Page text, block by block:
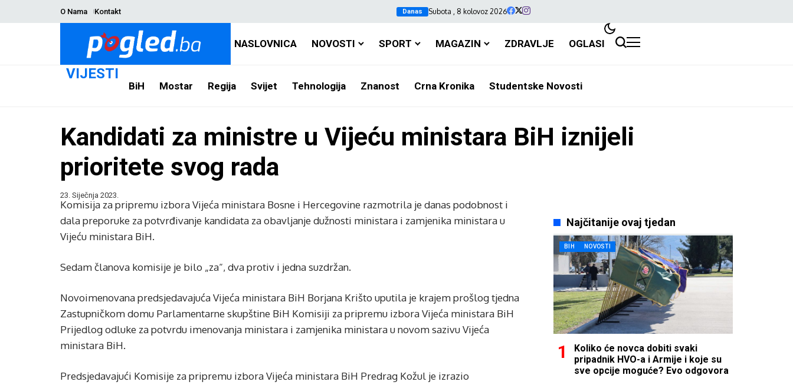
O Nama Kontakt Danas Subota , 8 kolovoz 2026
NASLOVNICA NOVOSTI SPORT MAGAZIN ZDRAVLJE OGLASI
VIJESTI
BiH Mostar Regija Svijet Tehnologija Znanost Crna Kronika Studentske Novosti
Kandidati za ministre u Vijeću ministara BiH iznijeli
prioritete svog rada
23. Siječnja 2023.
Komisija za pripremu izbora Vijeća ministara Bosne i Hercegovine razmotrila je danas podobnost i
dala preporuke za potvrđivanje kandidata za obavljanje dužnosti ministara i zamjenika ministara u
Vijeću ministara BiH.
Sedam članova komisije je bilo „za“, dva protiv i jedna suzdržan.
Novoimenovana predsjedavajuća Vijeća ministara BiH Borjana Krišto uputila je krajem prošlog tjedna
Zastupničkom domu Parlamentarne skupštine BiH Komisiji za pripremu izbora Vijeća ministara BiH
Prijedlog odluke za potvrdu imenovanja ministara i zamjenika ministara u novom sazivu Vijeća
ministara BiH.
Predsjedavajući Komisije za pripremu izbora Vijeća ministara BiH Predrag Kožul je izrazio
Najčitanije ovaj tjedan
BIH NOVOSTI
Koliko će novca dobiti svaki
pripadnik HVO-a i Armije i koje su
sve opcije moguće? Evo odgovora